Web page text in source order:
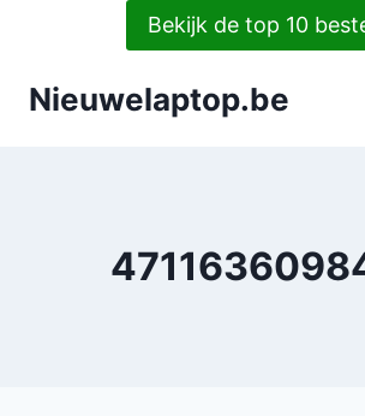
Bekijk de top 10
Nieuwelaptop.be